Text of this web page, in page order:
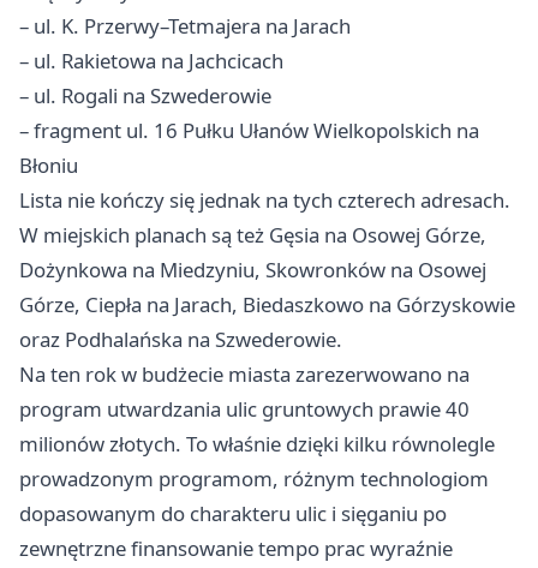
– ul. K. Przerwy–Tetmajera na Jarach
– ul. Rakietowa na Jachcicach
– ul. Rogali na Szwederowie
– fragment ul. 16 Pułku Ułanów Wielkopolskich na
Błoniu
Lista nie kończy się jednak na tych czterech adresach.
W miejskich planach są też Gęsia na Osowej Górze,
Dożynkowa na Miedzyniu, Skowronków na Osowej
Górze, Ciepła na Jarach, Biedaszkowo na Górzyskowie
oraz Podhalańska na Szwederowie.
Na ten rok w budżecie miasta zarezerwowano na
program utwardzania ulic gruntowych prawie 40
milionów złotych. To właśnie dzięki kilku równolegle
prowadzonym programom, różnym technologiom
dopasowanym do charakteru ulic i sięganiu po
zewnętrzne finansowanie tempo prac wyraźnie